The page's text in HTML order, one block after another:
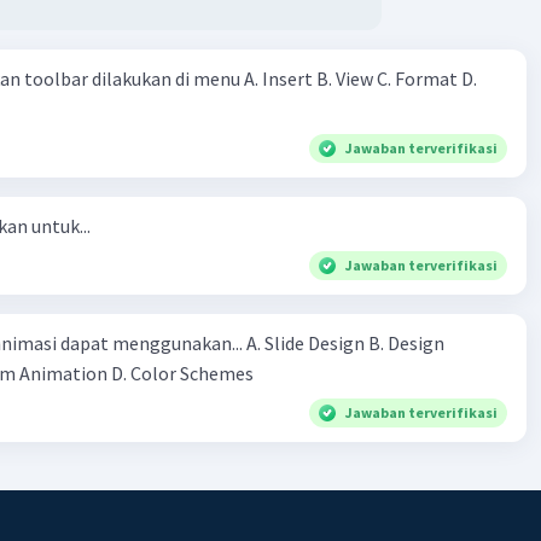
15:30
terverifikasi
suatu algoritma, dalam hal ini Big O
kasus terburuk, bisa paling lambat atau paling
yang diukur waktu atau memori.
toolbar dilakukan di menu A. Insert B. View C. Format D.
Jawaban terverifikasi
untuk...
Jawaban terverifikasi
dapat menggunakan... A. Slide Design B. Design
Template C.Custom Animation D. Color Schemes​
Jawaban terverifikasi